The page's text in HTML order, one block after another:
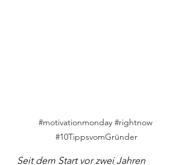
#motivationmonday #rightnow
#10TippsvomGründer
Seit dem Start vor zwei Jahren